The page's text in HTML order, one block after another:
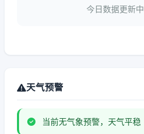
今日数据更新中
天气预警
当前无气象预警，天气平稳